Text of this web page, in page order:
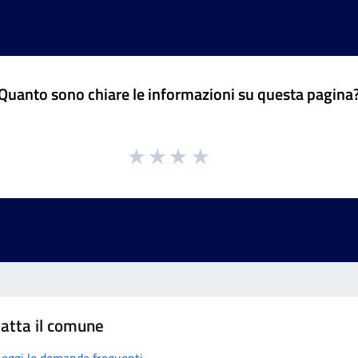
sono chiare le informazioni su questa
il comune